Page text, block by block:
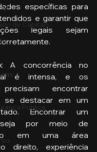
de Capitais
Publica
específicas para
e garantir que
legais sejam
A concorrência no
é intensa, e os
encontrar
se destacar em um
Encontrar um
seja por meio de
em uma área
direito, experiência